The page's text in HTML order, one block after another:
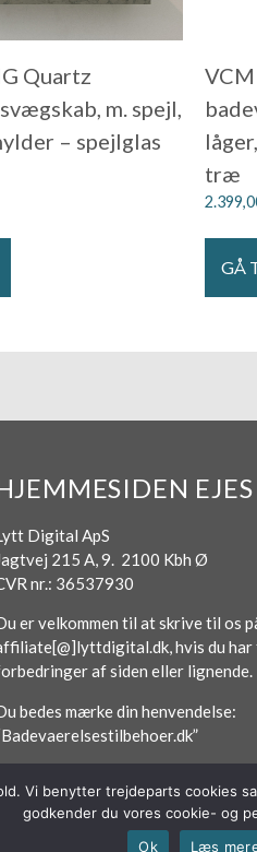
Quartz
m. spejl,
– spejlglas
træ
GÅ
Digital ApS
215 A, 9. 2100 Kbh Ø
nr.: 36537930
er velkommen til at skrive til os
hvis du
af siden eller lignende.
bedes mærke din henvendelse:
Vi benytter trejdeparts cookies
godkender du vores cookie- og
Ok
Læs